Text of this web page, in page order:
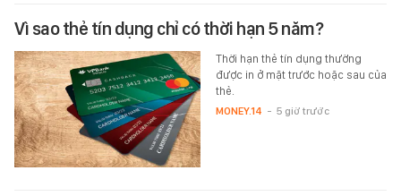
Vì sao thẻ tín dụng chỉ có thời hạn 5 năm?
Thời hạn thẻ tín dụng thường
được in ở mặt trước hoặc sau của
thẻ.
MONEY.14 - 5 giờ trước